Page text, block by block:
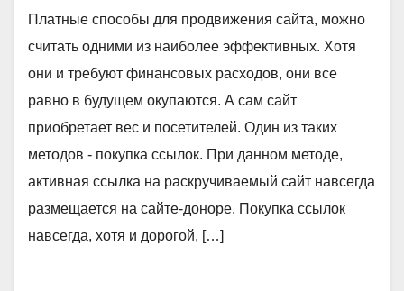
Платные способы для продвижения сайта, можно
считать одними из наиболее эффективных. Хотя
они и требуют финансовых расходов, они все
равно в будущем окупаются. А сам сайт
приобретает вес и посетителей. Один из таких
методов - покупка ссылок. При данном методе,
активная ссылка на раскручиваемый сайт навсегда
размещается на сайте-доноре. Покупка ссылок
навсегда, хотя и дорогой, […]